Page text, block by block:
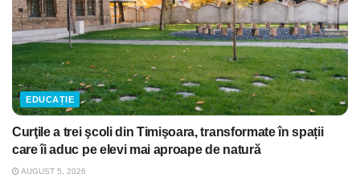
EDUCAȚIE
Curţile a trei şcoli din Timişoara, transformate în spații
care îi aduc pe elevi mai aproape de natură
AUGUST 5, 2026